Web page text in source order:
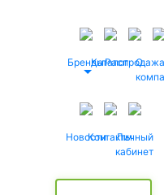
БрендыКаталог
Распродажа
О
НовостиКонтактыЛичный
кабинет